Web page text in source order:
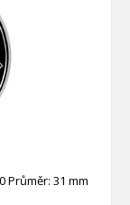
Průměr: 31 mm